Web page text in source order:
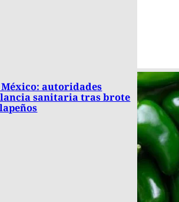
autoridades
sanitaria tras brote